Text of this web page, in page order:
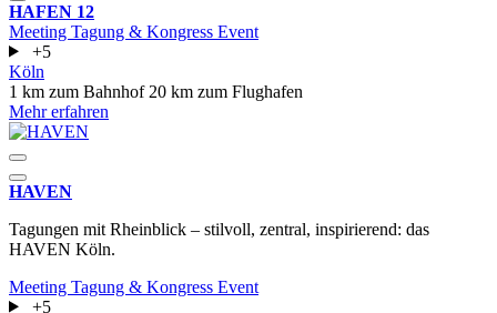
HAFEN 12
Meeting Tagung & Kongress Event
+5
Köln
1 km zum Bahnhof 20 km zum Flughafen
Mehr erfahren
HAVEN
Tagungen mit Rheinblick – stilvoll, zentral, inspirierend: das
HAVEN Köln.
Meeting Tagung & Kongress Event
+5